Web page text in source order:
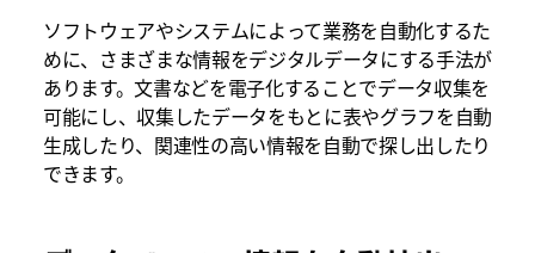
ソフトウェアやシステムによって業務を自動化するた
めに、さまざまな情報をデジタルデータにする手法が
あります。文書などを電子化することでデータ収集を
可能にし、収集したデータをもとに表やグラフを自動
生成したり、関連性の高い情報を自動で探し出したり
できます。